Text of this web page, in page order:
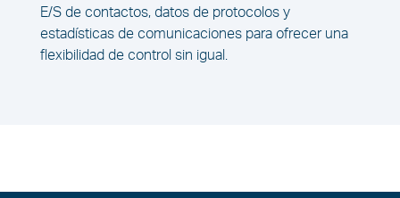
E/S de contactos, datos de protocolos y
estadísticas de comunicaciones para ofrecer una
flexibilidad de control sin igual.